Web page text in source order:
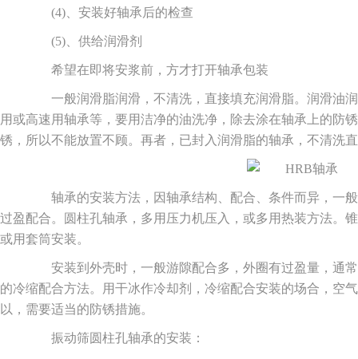
(4)、安装好轴承后的检查
(5)、供给润滑剂
希望在即将安浆前，方才打开轴承包装
一般润滑脂润滑，不清洗，直接填充润滑脂。润滑油润
用或高速用轴承等，要用洁净的油洗净，除去涂在轴承上的防
锈，所以不能放置不顾。再者，已封入润滑脂的轴承，不清洗
轴承的安装方法，因轴承结构、配合、条件而异，一般
过盈配合。圆柱孔轴承，多用压力机压入，或多用热装方法。
或用套筒安装。
安装到外壳时，一般游隙配合多，外圈有过盈量，通常
的冷缩配合方法。用干冰作冷却剂，冷缩配合安装的场合，空
以，需要适当的防锈措施。
振动筛圆柱孔轴承的安装：